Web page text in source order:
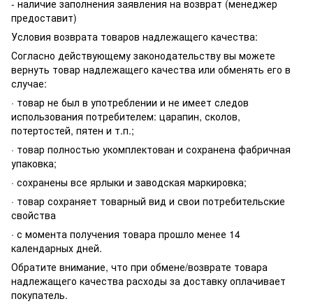
- наличие заполнения заявления на возврат (менеджер
предоставит)
Условия возврата товаров надлежащего качества:
Согласно действующему законодательству вы можете
вернуть товар надлежащего качества или обменять его в
случае:
· товар не был в употреблении и не имеет следов
использования потребителем: царапин, сколов,
потертостей, пятен и т.п.;
· товар полностью укомплектован и сохранена фабричная
упаковка;
· сохранены все ярлыки и заводская маркировка;
· товар сохраняет товарный вид и свои потребительские
свойства
· с момента получения товара прошло менее 14
календарных дней.
Обратите внимание, что при обмене/возврате товара
надлежащего качества расходы за доставку оплачивает
покупатель.